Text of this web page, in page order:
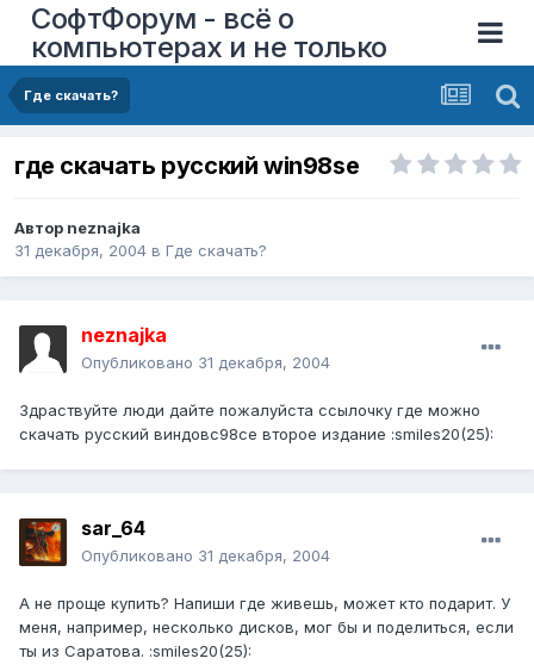
СофтФорум - всё о
компьютерах и не только
Где скачать?
где скачать русский win98se
Автор neznajka
31 декабря, 2004 в Где скачать?
neznajka
Опубликовано 31 декабря, 2004
Здраствуйте люди дайте пожалуйста ссылочку где можно
скачать русский виндовс98се второе издание :smiles20(25):
sar_64
Опубликовано 31 декабря, 2004
А не проще купить? Напиши где живешь, может кто подарит. У
меня, например, несколько дисков, мог бы и поделиться, если
ты из Саратова. :smiles20(25):